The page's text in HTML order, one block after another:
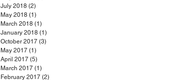
July 2018 (2)
May 2018 (1)
March 2018 (1)
January 2018 (1)
October 2017 (3)
May 2017 (1)
April 2017 (5)
March 2017 (1)
February 2017 (2)